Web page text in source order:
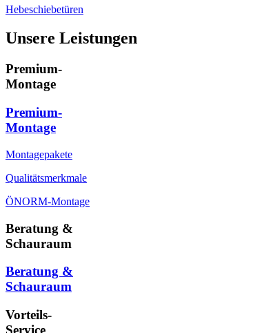
Hebeschiebetüren
Unsere Leistungen
Premium-
Montage
Premium-
Montage
Montagepakete
Qualitätsmerkmale
ÖNORM-Montage
Beratung &
Schauraum
Beratung &
Schauraum
Vorteils-
Service